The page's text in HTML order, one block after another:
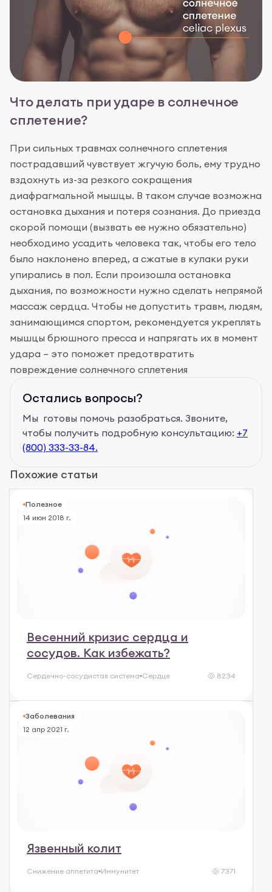
Что делать при ударе в солнечное
сплетение?
При сильных травмах солнечного сплетения
пострадавший чувствует жгучую боль, ему трудно
вздохнуть из-за резкого сокращения
диафрагмальной мышцы. В таком случае возможна
остановка дыхания и потеря сознания. До приезда
скорой помощи (вызвать ее нужно обязательно)
необходимо усадить человека так, чтобы его тело
было наклонено вперед, а сжатые в кулаки руки
упирались в пол. Если произошла остановка
дыхания, по возможности нужно сделать непрямой
массаж сердца. Чтобы не допустить травм, людям,
занимающимся спортом, рекомендуется укреплять
мышцы брюшного пресса и напрягать их в момент
удара – это поможет предотвратить
повреждение солнечного сплетения
Остались вопросы?
Мы готовы помочь разобраться. Звоните,
чтобы получить подробную консультацию: +7
(800) 333-33-84.
Похожие статьи
Полезное
14 июн 2018 г.
Весенний кризис сердца и
сосудов. Как избежать?
Сердечно-сосудистая система Сердце 8234
Заболевания
12 апр 2021 г.
Язвенный колит
Снижение аппетита Иммунитет 7371